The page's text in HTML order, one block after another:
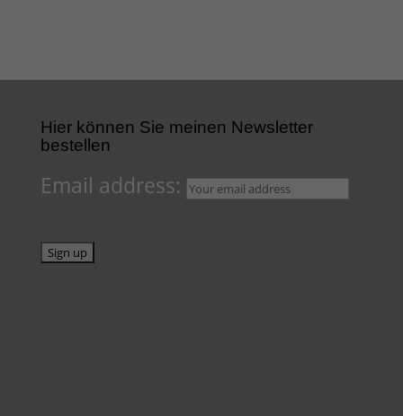
Hier können Sie meinen Newsletter
bestellen
Email address: